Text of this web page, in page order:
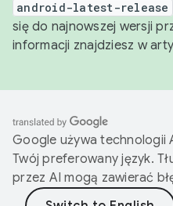
android-latest-release
się do najnowszej wersji
informacji znajdziesz w
Google używa technologii
Twój preferowany język.
przez AI mogą zawierać